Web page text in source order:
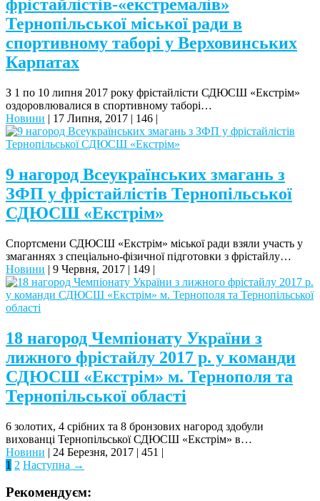
фрістайлістів-«екстремалів»
Тернопільської міської ради в
спортивному таборі у Верховинських
Карпатах
З 1 по 10 липня 2017 року фрістайлісти СДЮСШ «Екстрім»
оздоровлювалися в спортивному таборі…
Новини | 17 Липня, 2017 | 146 |
9 нагород Всеукраїнських змагань з
ЗФП у фрістайлістів Тернопільської
СДЮСШ «Екстрім»
Спортсмени СДЮСШ «Екстрім» міської ради взяли участь у
змаганнях з спеціально-фізичної підготовки з фрістайлу…
Новини | 9 Червня, 2017 | 149 |
18 нагород Чемпіонату України з
лижного фрістайлу 2017 р. у команди
СДЮСШ «Екстрім» м. Тернополя та
Тернопільської області
6 золотих, 4 срібних та 8 бронзових нагород здобули
вихованці Тернопільської СДЮСШ «Екстрім» в…
Новини | 24 Березня, 2017 | 451 |
1 2 Наступна →
Рекомендуєм: